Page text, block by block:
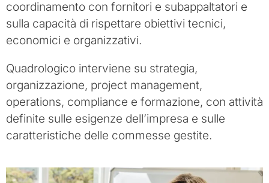
coordinamento con fornitori e subappaltatori e
sulla capacità di rispettare obiettivi tecnici,
economici e organizzativi.
Quadrologico interviene su strategia,
organizzazione, project management,
operations, compliance e formazione, con attività
definite sulle esigenze dell’impresa e sulle
caratteristiche delle commesse gestite.